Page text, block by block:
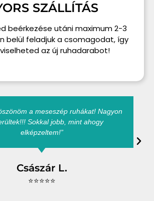
SZÁLLÍTÁS
beérkezése utáni maximum 2-3
belül feladjuk a csomagodat, így
az új ruhadarabot!
a meseszép ruhákat! Nagyon
Sokkal jobb, mint ahogy
elképzeltem!”
Császár L.
⭐⭐⭐⭐⭐